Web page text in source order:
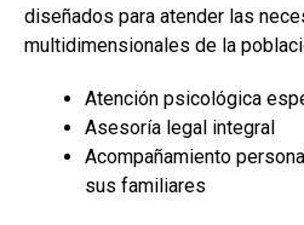
diseñados para atender las
multidimensionales de la
Atención psicológica
Asesoría legal integral
Acompañamiento
sus familiares